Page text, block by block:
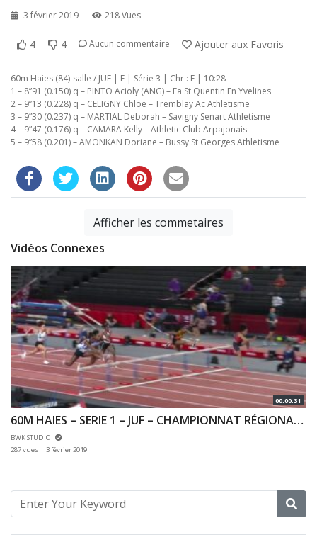
3 février 2019 218 Vues
4 4 Aucun commentaire Ajouter aux Favoris
60m Haies (84)-salle / JUF | F | Série 3 | Chr : E | 10:28
1 – 8”91 (0.150) q – PINTO Acioly (ANG) – Ea St Quentin En Yvelines
2 – 9”13 (0.228) q – CELIGNY Chloe – Tremblay Ac Athletisme
3 – 9”30 (0.237) q – MARTIAL Deborah – Savigny Senart Athletisme
4 – 9”47 (0.176) q – CAMARA Kelly – Athletic Club Arpajonais
5 – 9”58 (0.201) – AMONKAN Doriane – Bussy St Georges Athletisme
Afficher les commetaires
Vidéos Connexes
00:00:31
60M HAIES – SERIE 1 – JUF – CHAMPIONNAT RÉGIONAUX CA & JU 27/01/2019 – BERCY
BWK STUDIO
287 vues
3 février 2019